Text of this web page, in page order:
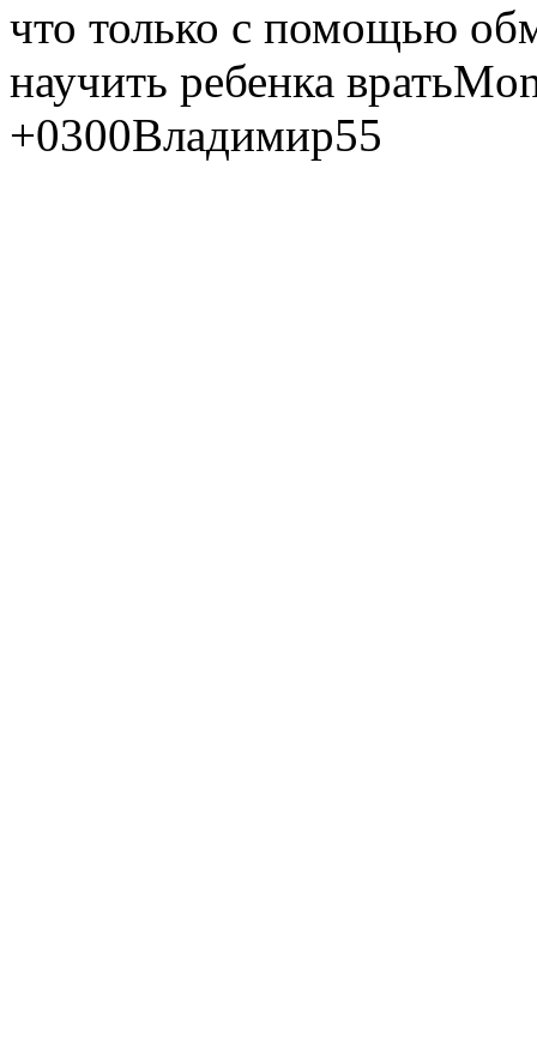
что только с помощью
научить ребенка врать
+0300Владимир55